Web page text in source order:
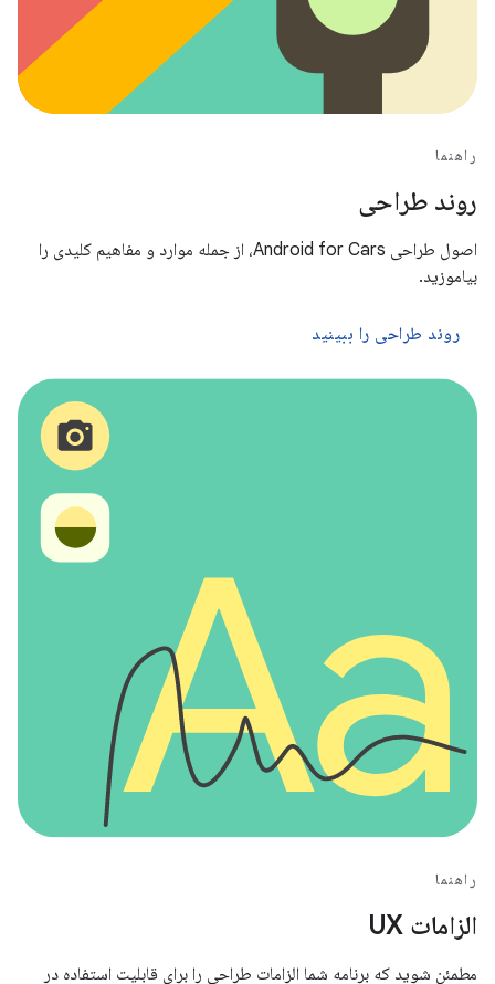
راهنما
روند طراحی
اصول طراحی Android for Cars، از جمله موارد و مفاهیم کلیدی را
بیاموزید.
روند طراحی را ببینید
راهنما
الزامات UX
مطمئن شوید که برنامه شما الزامات طراحی را برای قابلیت استفاده در